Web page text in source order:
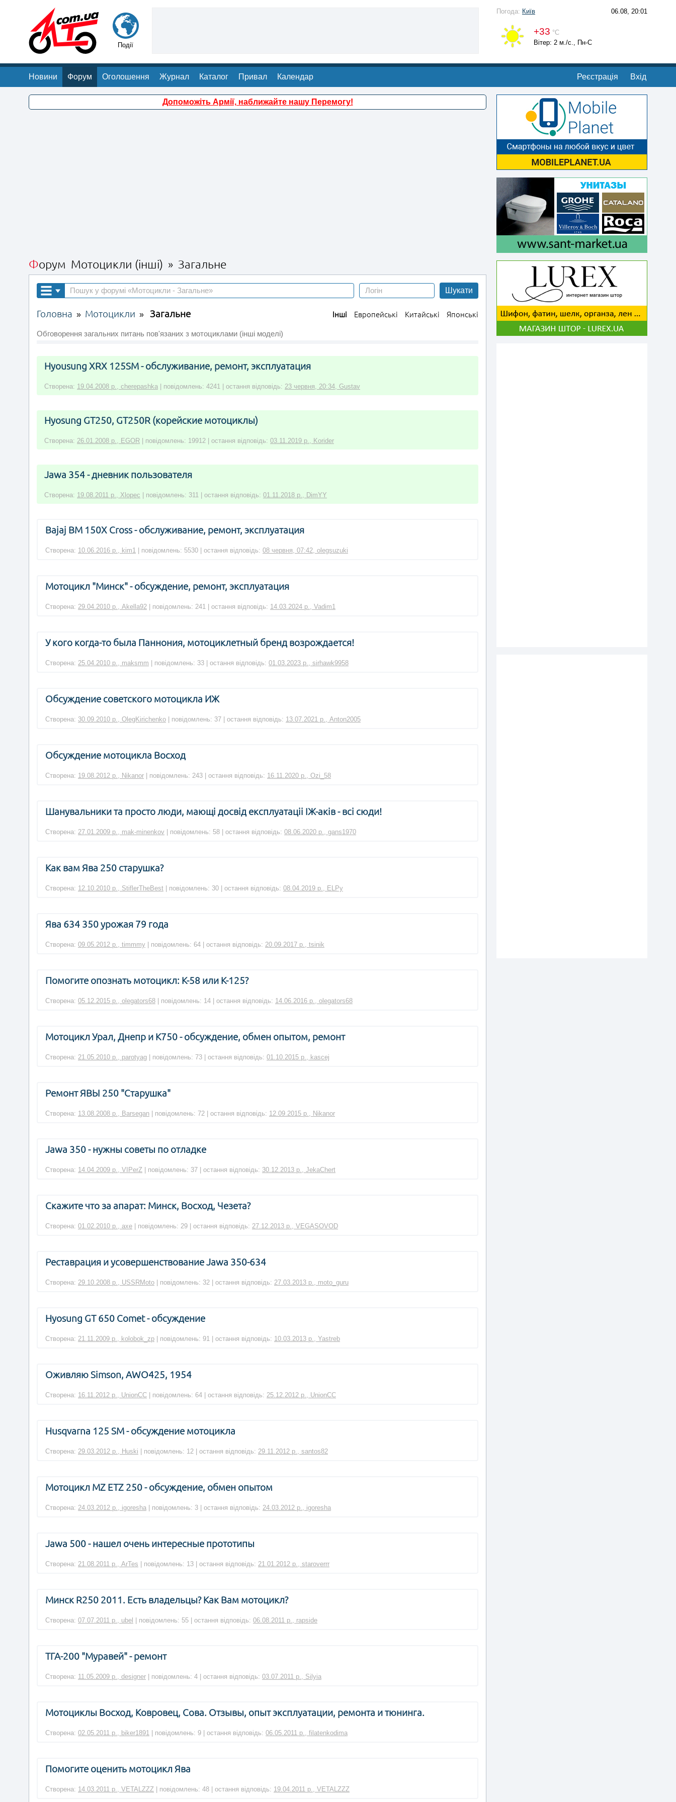
Події
Погода: Київ 06.08, 20:01
+33 °С
Вітер: 2 м./с., Пн-С
Новини Форум Оголошення Журнал Каталог Привал Календар Реєстрація Вхід
Допоможіть Армії, наближайте нашу Перемогу!
Форум Мотоцикли (інші) » Загальне
Шукати
Головна » Мотоцикли » Загальне Інші Европейські Китайські Японські
Обговорення загальних питань пов'язаних з мотоциклами (інші моделі)
Hyousung XRX 125SM - обслуживание, ремонт, эксплуатация
Створена: 19.04.2008 р., cherepashka | повідомлень: 4241 | остання відповідь: 23 червня, 20:34, Gustav
Hyosung GT250, GT250R (корейские мотоциклы)
Створена: 26.01.2008 р., EGOR | повідомлень: 19912 | остання відповідь: 03.11.2019 р., Korider
Jawa 354 - дневник пользователя
Створена: 19.08.2011 р., Xlopec | повідомлень: 311 | остання відповідь: 01.11.2018 р., DimYY
Bajaj BM 150X Cross - обслуживание, ремонт, эксплуатация
Створена: 10.06.2016 р., kim1 | повідомлень: 5530 | остання відповідь: 08 червня, 07:42, olegsuzuki
Мотоцикл "Минск" - обсуждение, ремонт, эксплуатация
Створена: 29.04.2010 р., Akella92 | повідомлень: 241 | остання відповідь: 14.03.2024 р., Vadim1
У кого когда-то была Паннония, мотоциклетный бренд возрождается!
Створена: 25.04.2010 р., maksmm | повідомлень: 33 | остання відповідь: 01.03.2023 р., sirhawk9958
Обсуждение советского мотоцикла ИЖ
Створена: 30.09.2010 р., OlegKirichenko | повідомлень: 37 | остання відповідь: 13.07.2021 р., Anton2005
Обсуждение мотоцикла Восход
Створена: 19.08.2012 р., Nikanor | повідомлень: 243 | остання відповідь: 16.11.2020 р., Ozi_58
Шанувальники та просто люди, мающі досвід експлуатаціі ІЖ-аків - всі сюди!
Створена: 27.01.2009 р., mak-minenkov | повідомлень: 58 | остання відповідь: 08.06.2020 р., gans1970
Как вам Ява 250 старушка?
Створена: 12.10.2010 р., StiflerTheBest | повідомлень: 30 | остання відповідь: 08.04.2019 р., ELPy
Ява 634 350 урожая 79 года
Створена: 09.05.2012 р., timmmy | повідомлень: 64 | остання відповідь: 20.09.2017 р., tsinik
Помогите опознать мотоцикл: К-58 или К-125?
Створена: 05.12.2015 р., olegators68 | повідомлень: 14 | остання відповідь: 14.06.2016 р., olegators68
Мотоцикл Урал, Днепр и К750 - обсуждение, обмен опытом, ремонт
Створена: 21.05.2010 р., parotyag | повідомлень: 73 | остання відповідь: 01.10.2015 р., kascej
Ремонт ЯВЫ 250 "Старушка"
Створена: 13.08.2008 р., Barsegan | повідомлень: 72 | остання відповідь: 12.09.2015 р., Nikanor
Jawa 350 - нужны советы по отладке
Створена: 14.04.2009 р., VIPerZ | повідомлень: 37 | остання відповідь: 30.12.2013 р., JekaChert
Скажите что за апарат: Минск, Восход, Чезета?
Створена: 01.02.2010 р., axe | повідомлень: 29 | остання відповідь: 27.12.2013 р., VEGASOVOD
Реставрация и усовершенствование Jawa 350-634
Створена: 29.10.2008 р., USSRMoto | повідомлень: 32 | остання відповідь: 27.03.2013 р., moto_guru
Hyosung GT 650 Comet - обсуждение
Створена: 21.11.2009 р., kolobok_zp | повідомлень: 91 | остання відповідь: 10.03.2013 р., Yastreb
Оживляю Simson, AWO425, 1954
Створена: 16.11.2012 р., UnionCC | повідомлень: 64 | остання відповідь: 25.12.2012 р., UnionCC
Husqvarna 125 SM - обсуждение мотоцикла
Створена: 29.03.2012 р., Huski | повідомлень: 12 | остання відповідь: 29.11.2012 р., santos82
Мотоцикл MZ ETZ 250 - обсуждение, обмен опытом
Створена: 24.03.2012 р., igoresha | повідомлень: 3 | остання відповідь: 24.03.2012 р., igoresha
Jawa 500 - нашел очень интересные прототипы
Створена: 21.08.2011 р., ArTes | повідомлень: 13 | остання відповідь: 21.01.2012 р., staroverrr
Минск R250 2011. Есть владельцы? Как Вам мотоцикл?
Створена: 07.07.2011 р., ubel | повідомлень: 55 | остання відповідь: 06.08.2011 р., rapside
ТГА-200 "Муравей" - ремонт
Створена: 11.05.2009 р., designer | повідомлень: 4 | остання відповідь: 03.07.2011 р., Silyia
Мотоциклы Восход, Ковровец, Сова. Отзывы, опыт эксплуатации, ремонта и тюнинга.
Створена: 02.05.2011 р., biker1891 | повідомлень: 9 | остання відповідь: 06.05.2011 р., filatenkodima
Помогите оценить мотоцикл Ява
Створена: 14.03.2011 р., VETALZZZ | повідомлень: 48 | остання відповідь: 19.04.2011 р., VETALZZZ